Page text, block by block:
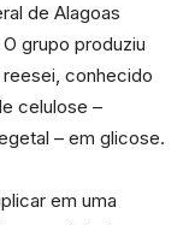
de Alagoas
grupo produziu
conhecido
celulose –
– em glicose.
em uma